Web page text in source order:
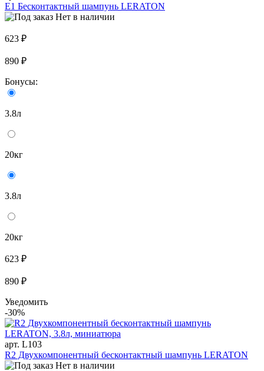
E1 Бесконтактный шампунь LERATON
Нет в наличии
623 ₽
890 ₽
Бонусы:
3.8л
20кг
3.8л
20кг
623 ₽
890 ₽
Уведомить
-30%
арт. L103
R2 Двухкомпонентный бесконтактный шампунь LERATON
Нет в наличии